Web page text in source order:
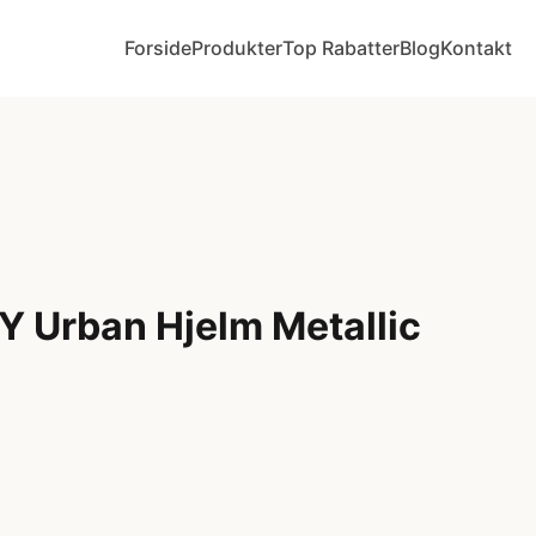
ForsideProdukterTop RabatterBlogKontakt
Urban Hjelm Metallic